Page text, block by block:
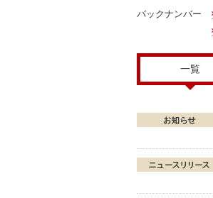
バックナンバー
一覧